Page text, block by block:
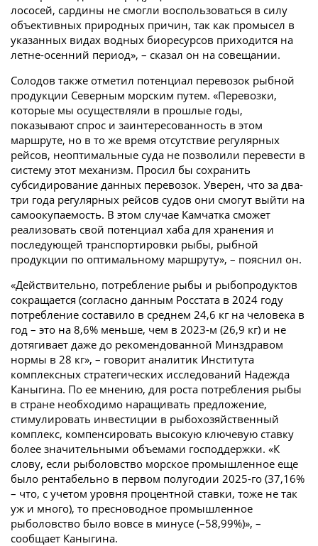
лососей, сардины не смогли воспользоваться в силу
объективных природных причин, так как промысел в
указанных видах водных биоресурсов приходится на
летне-осенний период», – сказал он на совещании.
Солодов также отметил потенциал перевозок рыбной
продукции Северным морским путем. «Перевозки,
которые мы осуществляли в прошлые годы,
показывают спрос и заинтересованность в этом
маршруте, но в то же время отсутствие регулярных
рейсов, неоптимальные суда не позволили перевести в
систему этот механизм. Просил бы сохранить
субсидирование данных перевозок. Уверен, что за два-
три года регулярных рейсов судов они смогут выйти на
самоокупаемость. В этом случае Камчатка сможет
реализовать свой потенциал хаба для хранения и
последующей транспортировки рыбы, рыбной
продукции по оптимальному маршруту», – пояснил он.
«Действительно, потребление рыбы и рыбопродуктов
сокращается (согласно данным Росстата в 2024 году
потребление составило в среднем 24,6 кг на человека в
год – это на 8,6% меньше, чем в 2023-м (26,9 кг) и не
дотягивает даже до рекомендованной Минздравом
нормы в 28 кг», – говорит аналитик Института
комплексных стратегических исследований Надежда
Каныгина. По ее мнению, для роста потребления рыбы
в стране необходимо наращивать предложение,
стимулировать инвестиции в рыбохозяйственный
комплекс, компенсировать высокую ключевую ставку
более значительными объемами господдержки. «К
слову, если рыболовство морское промышленное еще
было рентабельно в первом полугодии 2025-го (37,16%
– что, с учетом уровня процентной ставки, тоже не так
уж и много), то пресноводное промышленное
рыболовство было вовсе в минусе (–58,99%)», –
сообщает Каныгина.